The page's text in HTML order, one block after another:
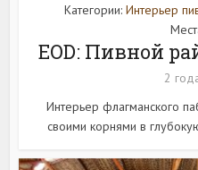
Категории: Интерьер
EOD: Пивной
2
Интерьер флагманского
своими корнями в